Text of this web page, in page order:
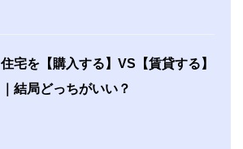
住宅を【購入する】VS【賃貸する】
｜結局どっちがいい？